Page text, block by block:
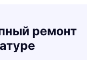
ремонт